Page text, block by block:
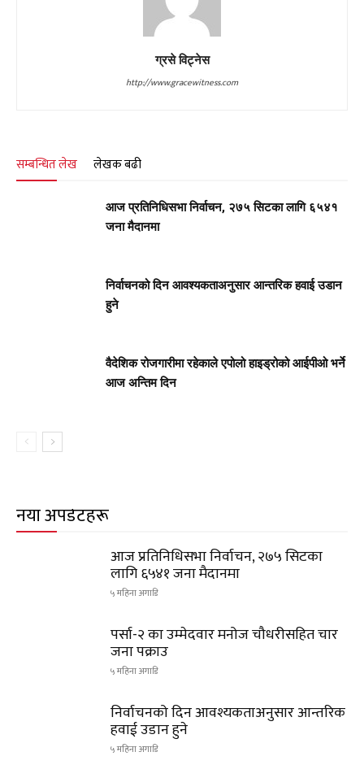
ग्रसे विट्नेस
http://www.gracewitness.com
सम्बन्धित लेख लेखक बढी
आज प्रतिनिधिसभा निर्वाचन, २७५ सिटका लागि ६५४१
जना मैदानमा
निर्वाचनको दिन आवश्यकताअनुसार आन्तरिक हवाई उडान
हुने
वैदेशिक रोजगारीमा रहेकाले एपोलो हाइड्रोको आईपीओ भर्ने
आज अन्तिम दिन
नयाँ अपडेटहरू
आज प्रतिनिधिसभा निर्वाचन, २७५ सिटका
लागि ६५४१ जना मैदानमा
५ महिना अगाडि
पर्सा-२ का उम्मेदवार मनोज चौधरीसहित चार
जना पक्राउ
५ महिना अगाडि
निर्वाचनको दिन आवश्यकताअनुसार आन्तरिक
हवाई उडान हुने
५ महिना अगाडि